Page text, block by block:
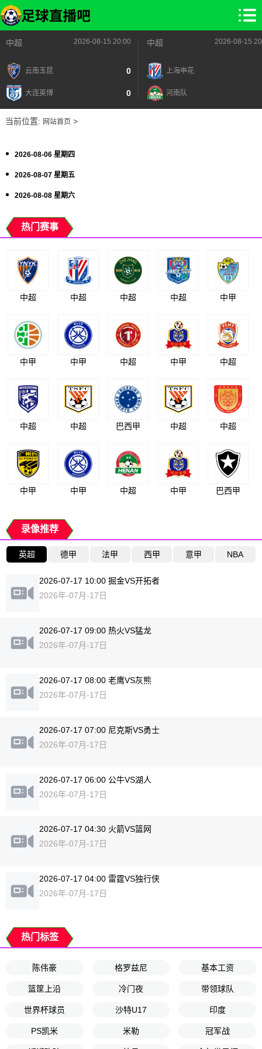
中超 2026-08-15 20:00
云南玉昆 0
大连英博 0
中超 2026-08-15
上海申花
河南队
当前位置: 网站首页>
2026-08-06 星期四
2026-08-07 星期五
2026-08-08 星期六
热门赛事
中超 中超 中超 中超 中甲
中甲 中甲 中超 中甲 中超
中超 中超 巴西甲 中超 中超
中甲 中甲 中超 中甲 巴西甲
录像推荐
英超 德甲 法甲 西甲 意甲 NBA
2026-07-17 10:00 掘金VS开拓者
2026年-07月-17日
2026-07-17 09:00 热火VS猛龙
2026年-07月-17日
2026-07-17 08:00 老鹰VS灰熊
2026年-07月-17日
2026-07-17 07:00 尼克斯VS勇士
2026年-07月-17日
2026-07-17 06:00 公牛VS湖人
2026年-07月-17日
2026-07-17 04:30 火箭VS篮网
2026年-07月-17日
2026-07-17 04:00 雷霆VS独行侠
2026年-07月-17日
热门标签
陈伟豪 格罗兹尼 基本工资
篮筐上沿 冷门夜 带领球队
世界杯球员 沙特U17 印度
PS凯米 米勒 冠军战